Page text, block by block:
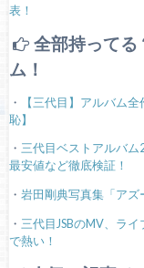
表！
全部持ってる
ム！
・
【三代目】アルバム
恥】
・ 三代目ベストアルバム
最安値など徹底検証！
・ 岩田剛典写真集「アズ
・ 三代目JSBのMV、ラ
で熱い！